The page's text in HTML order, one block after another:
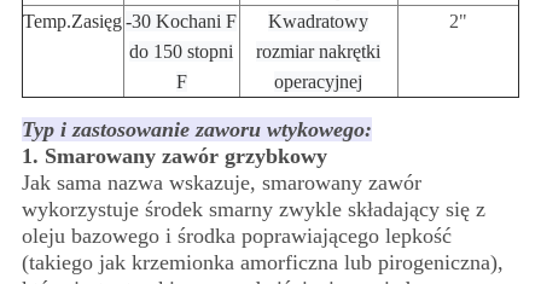
Temp.Zasięg -30 Kochani F
do 150 stopni
F
Kwadratowy
rozmiar nakrętki
operacyjnej
2"
Typ i zastosowanie zaworu wtykowego:
1. Smarowany zawór grzybkowy
Jak sama nazwa wskazuje, smarowany zawór
wykorzystuje środek smarny zwykle składający się z
oleju bazowego i środka poprawiającego lepkość
(takiego jak krzemionka amorficzna lub pirogeniczna),